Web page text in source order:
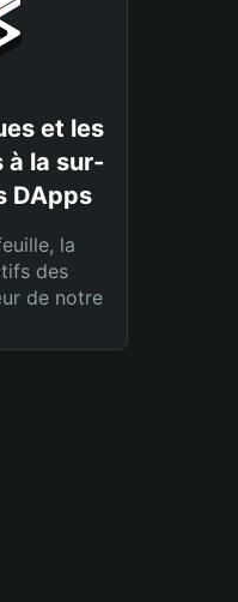
et les
à la sur-
DApps
la
des
de notre